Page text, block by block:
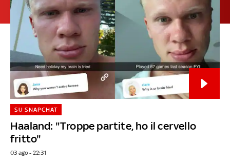
Haaland: "Troppe partite, ho il cervello
fritto"
SU SNAPCHAT
03 ago - 22:31